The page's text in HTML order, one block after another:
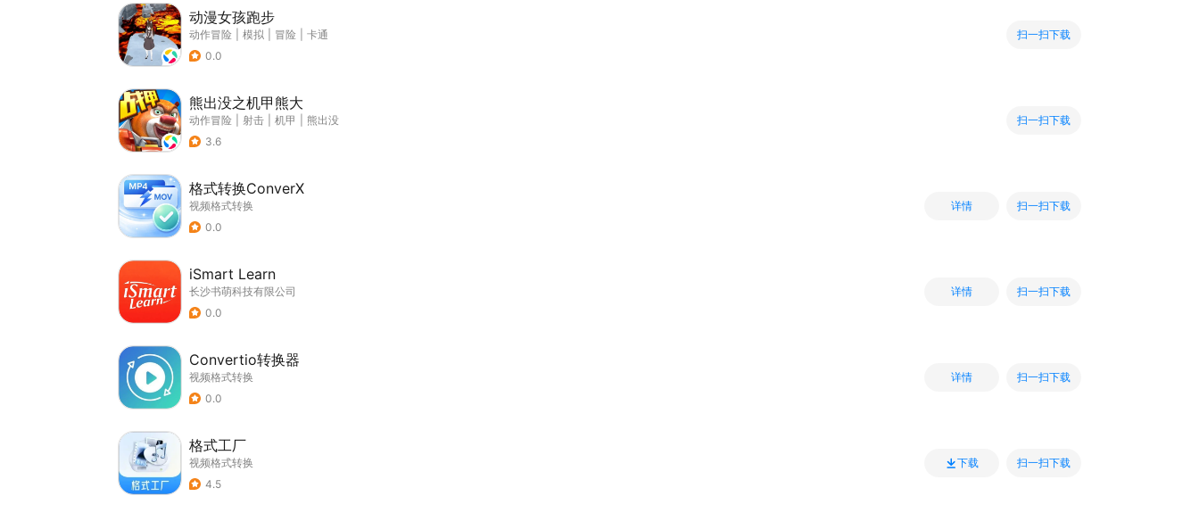
动漫女孩跑步
动作冒险 模拟 冒险
卡通
0.0
扫一扫下载
熊出没之机甲熊大
动作冒险 射击 机甲
熊出没
3.6
扫一扫下载
格式转换ConverX
视频格式转换
0.0
详情 扫一扫下载
iSmart Learn
长沙书萌科技有限公司
0.0
详情 扫一扫下载
Convertio转换器
视频格式转换
0.0
详情 扫一扫下载
格式工厂
视频格式转换
4.5
下载 扫一扫下载